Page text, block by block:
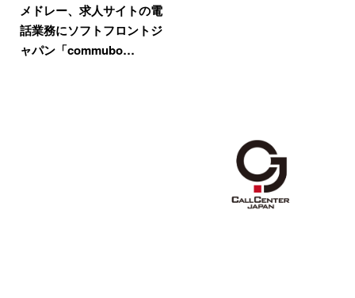
メドレー、求人サイトの電
話業務にソフトフロントジ
ャパン「commubo…